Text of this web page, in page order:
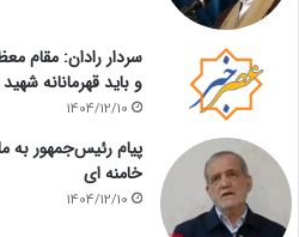
سردار رادان: مقام
و باید قهرمانانه
1404/12/10
پیام رئیس‌جمهور به
خامنه ای
1404/12/10